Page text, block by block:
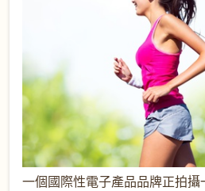
一個國際性電子產品品牌正拍